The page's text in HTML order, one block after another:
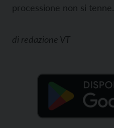
processione non si tenne.
di redazione VT